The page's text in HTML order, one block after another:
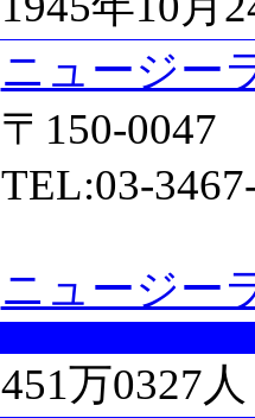
ニュージー
〒150-0047
TEL:03-
ニュージー
451万0327